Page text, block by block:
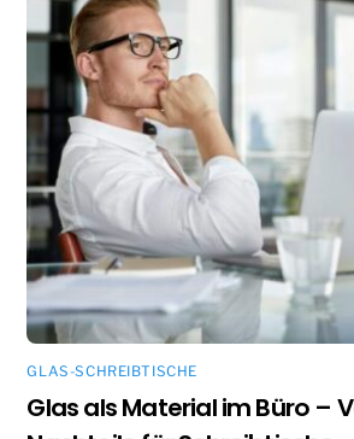
GLAS-SCHREIBTISCHE
Glas als Material im Büro –